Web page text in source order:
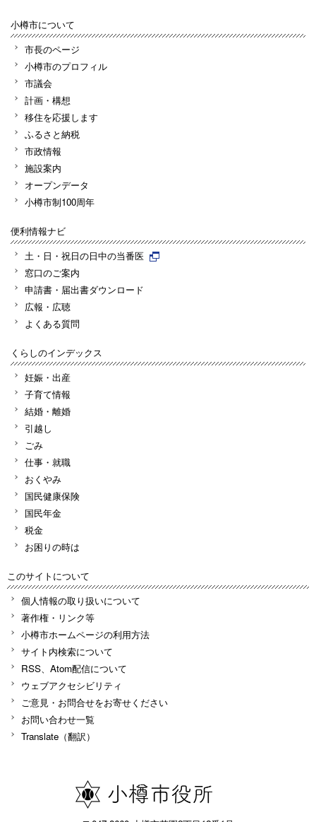
小樽市について
市長のページ
小樽市のプロフィル
市議会
計画・構想
移住を応援します
ふるさと納税
市政情報
施設案内
オープンデータ
小樽市制100周年
便利情報ナビ
土・日・祝日の日中の当番医
窓口のご案内
申請書・届出書ダウンロード
広報・広聴
よくある質問
くらしのインデックス
妊娠・出産
子育て情報
結婚・離婚
引越し
ごみ
仕事・就職
おくやみ
国民健康保険
国民年金
税金
お困りの時は
このサイトについて
個人情報の取り扱いについて
著作権・リンク等
小樽市ホームページの利用方法
サイト内検索について
RSS、Atom配信について
ウェブアクセシビリティ
ご意見・お問合せをお寄せください
お問い合わせ一覧
Translate（翻訳）